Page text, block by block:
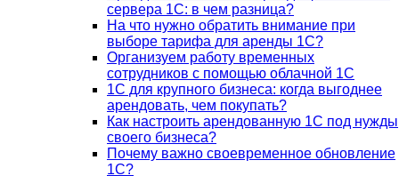
сервера 1С: в чем разница?
На что нужно обратить внимание при
выборе тарифа для аренды 1С?
Организуем работу временных
сотрудников с помощью облачной 1С
1С для крупного бизнеса: когда выгоднее
арендовать, чем покупать?
Как настроить арендованную 1С под нужды
своего бизнеса?
Почему важно своевременное обновление
1С?